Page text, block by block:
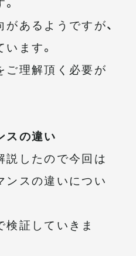
あるようですが、
ます。
ご理解頂く必要が
の違い
したので今回は
スの違いについ
証していきま